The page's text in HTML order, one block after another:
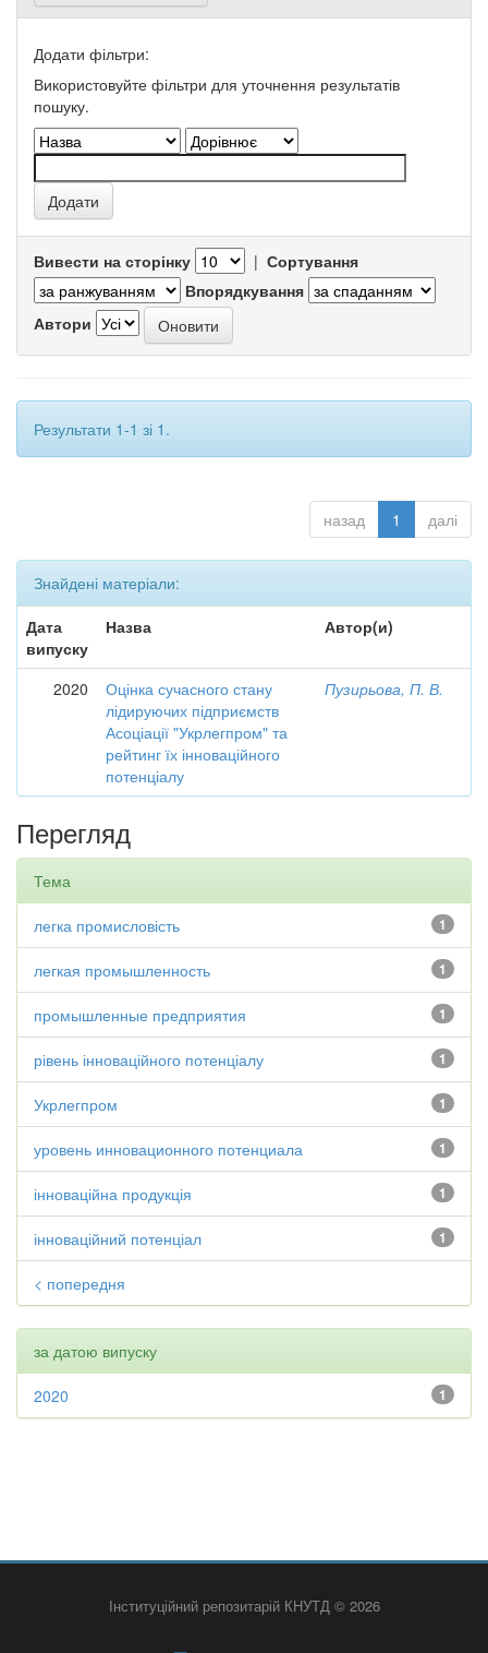
Додати фільтри:
Використовуйте фільтри для уточнення результатів
пошуку.
Вивести на сторінку | Сортування
Впорядкування
Автори
Результати 1-1 зі 1.
назад 1 далі
Знайдені матеріали:
Дата
випуску
Назва Автор(и)
2020
Оцінка сучасного стану
лідируючих підприємств
Асоціації "Укрлегпром" та
рейтинг їх інноваційного
потенціалу
Пузирьова, П. В.
Перегляд
Тема
1
легка промисловість
1
легкая промышленность
1
промышленные предприятия
1
рівень інноваційного потенціалу
1
Укрлегпром
1
уровень инновационного потенциала
1
інноваційна продукція
1
інноваційний потенціал
< попередня
за датою випуску
1
2020
Інституційний репозитарій КНУТД © 2026